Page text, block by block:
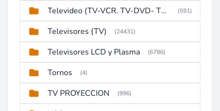
Televideo (TV-VCR. TV-DVD- TV-DVD-VCR) (591)
Televisores (TV) (24431)
Televisores LCD y Plasma (6786)
Tornos (4)
TV PROYECCION (996)